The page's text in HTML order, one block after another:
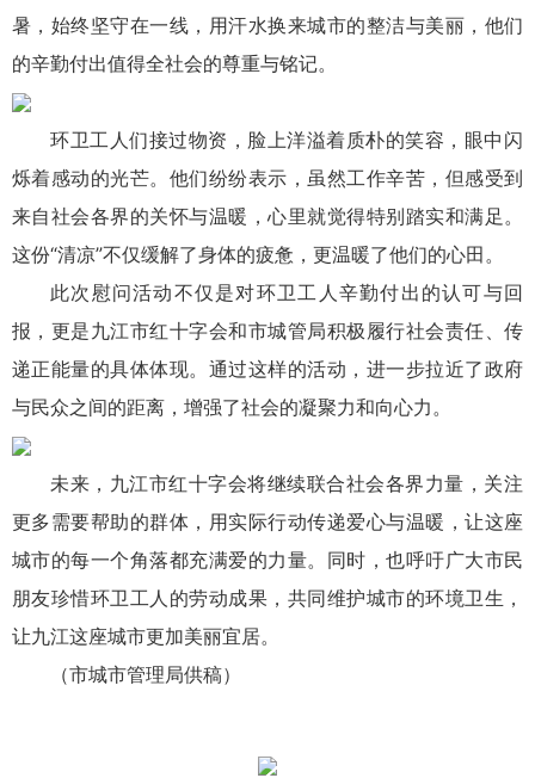
暑，始终坚守在一线，用汗水换来城市的整洁与美丽，他们
的辛勤付出值得全社会的尊重与铭记。
环卫工人们接过物资，脸上洋溢着质朴的笑容，眼中闪
烁着感动的光芒。他们纷纷表示，虽然工作辛苦，但感受到
来自社会各界的关怀与温暖，心里就觉得特别踏实和满足。
这份“清凉”不仅缓解了身体的疲惫，更温暖了他们的心田。
此次慰问活动不仅是对环卫工人辛勤付出的认可与回
报，更是九江市红十字会和市城管局积极履行社会责任、传
递正能量的具体体现。通过这样的活动，进一步拉近了政府
与民众之间的距离，增强了社会的凝聚力和向心力。
未来，九江市红十字会将继续联合社会各界力量，关注
更多需要帮助的群体，用实际行动传递爱心与温暖，让这座
城市的每一个角落都充满爱的力量。同时，也呼吁广大市民
朋友珍惜环卫工人的劳动成果，共同维护城市的环境卫生，
让九江这座城市更加美丽宜居。
（市城市管理局供稿）